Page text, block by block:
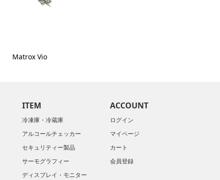
Matrox Vio
ITEM
冷凍庫・冷蔵庫
アルコールチェッカー
セキュリティー製品
サーモグラフィー
ディスプレイ・モニター
ACCOUNT
ログイン
マイページ
カート
会員登録